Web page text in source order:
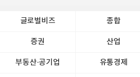
글로벌비즈 종합
증권 산업
부동산·공기업 유통경제